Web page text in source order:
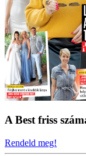
A Best friss
Rendeld meg!